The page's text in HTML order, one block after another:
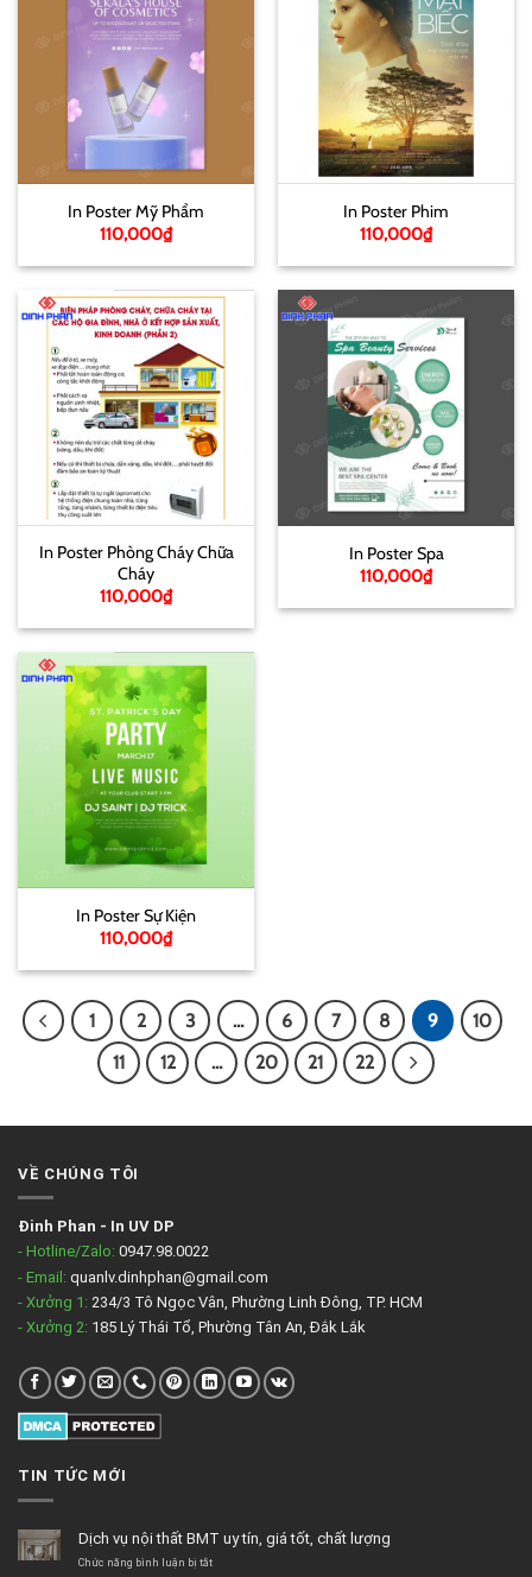
In Poster Mỹ Phẩm
110,000₫
In Poster Phim
110,000₫
In Poster Phòng Cháy Chữa
Cháy
110,000₫
In Poster Spa
110,000₫
In Poster Sự Kiện
110,000₫
1 2 3 … 6 7 8 9
10
11
12 … 20 21 22
VỀ CHÚNG TÔI
Đinh Phan - In UV DP
- Hotline/Zalo: 0947.98.0022
- Email: quanlv.dinhphan@gmail.com
- Xưởng 1: 234/3 Tô Ngọc Vân, Phường Linh Đông, TP. HCM
- Xưởng 2: 185 Lý Thái Tổ, Phường Tân An, Đắk Lắk
TIN TỨC MỚI
Dịch vụ nội thất BMT uy tín, giá tốt, chất lượng
Chức năng bình luận bị tắtở